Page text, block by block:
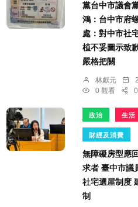
黨台中市議會
鴻：台中市府
處：對中市社
植不妥圖示致
嚴格把關
林獻元
0 觀看
政治 生活
財經及消費
無障礙房型應
求者 臺中市議
社宅選屋制度
制